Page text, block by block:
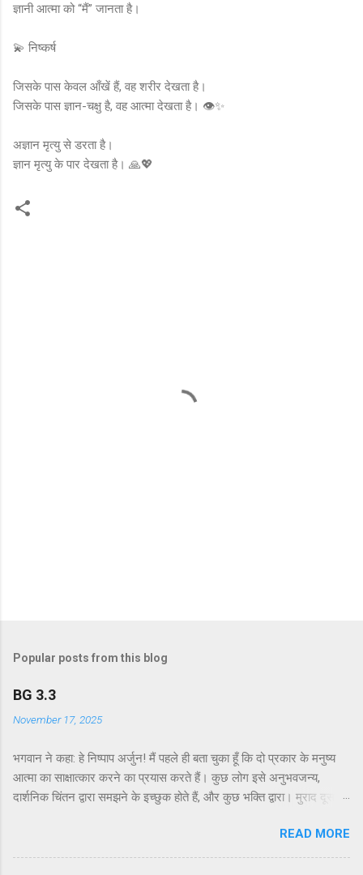
ज्ञानी आत्मा को “मैं” जानता है।
💫 निष्कर्ष
जिसके पास केवल आँखें हैं, वह शरीर देखता है।
जिसके पास ज्ञान-चक्षु है, वह आत्मा देखता है। 👁️✨
अज्ञान मृत्यु से डरता है।
ज्ञान मृत्यु के पार देखता है। 🙏💖
Popular posts from this blog
BG 3.3
November 17, 2025
भगवान ने कहा: हे निष्पाप अर्जुन! मैं पहले ही बता चुका हूँ कि दो प्रकार के मनुष्य
आत्मा का साक्षात्कार करने का प्रयास करते हैं। कुछ लोग इसे अनुभवजन्य,
दार्शनिक चिंतन द्वारा समझने के इच्छुक होते हैं, और कुछ भक्ति द्वारा। मुराद दूसरे
कर्मयोग या बुद्धियोग। इस श्लोक में भगवान इसे और भी स्पष्ट रूप से समझाते हैं।
सांख्ययोग, अर्थात् आत्मा और पदार्थ की प्रकृति का विश्लेषणात्मक अध्ययन, उन
READ MORE